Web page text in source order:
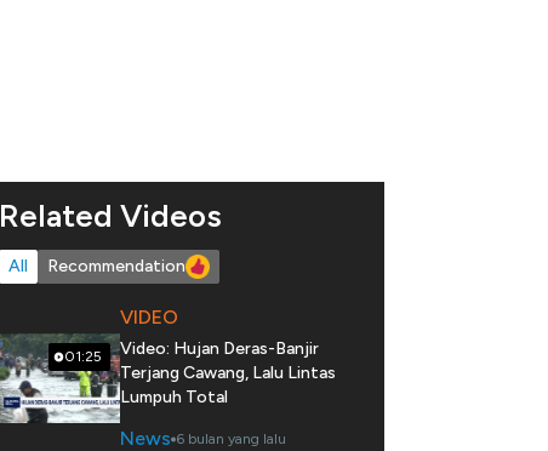
Related Videos
All Recommendation
01:25
VIDEO
Video: Hujan Deras-Banjir
Terjang Cawang, Lalu Lintas
Lumpuh Total
News 6 bulan yang lalu